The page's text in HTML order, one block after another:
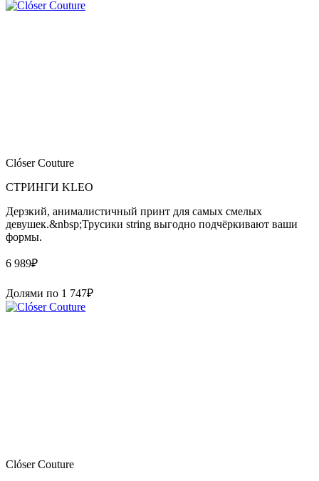
Clóser Couture
СТРИНГИ KLEO
Дерзкий, анималистичный принт для самых смелых
девушек.&nbsp;Трусики string выгодно подчёркивают ваши
формы.
6 989₽
Долями по 1 747₽
Clóser Couture